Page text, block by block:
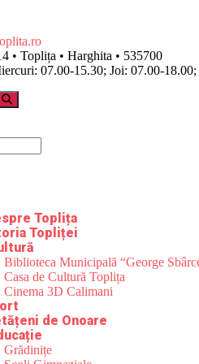
• Toplița • Harghita • 535700
07.00-15.30; Joi: 07.00-
Toplița
Topliței
Biblioteca Municipală “George
Casa de Cultură Toplița
Cinema 3D Calimani
de Onoare
Grădinițe